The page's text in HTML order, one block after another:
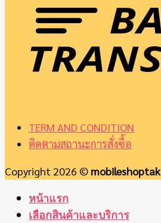
TERM AND CONDITION
ติดตามสถานะการสั่งซื้อ
Copyright 2026 © mobileshoptak
หน้าแรก
เลือกสินค้าและบริการ